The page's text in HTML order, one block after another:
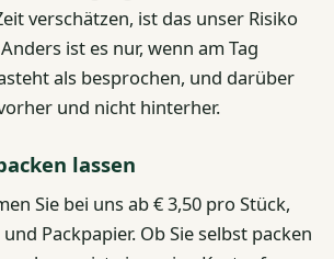
verschätzen, ist das unser Risiko
ist es nur, wenn am Tag
als besprochen, und darüber
und nicht hinterher.
lassen
Sie bei uns ab € 3,50 pro Stück,
Packpapier. Ob Sie selbst packen